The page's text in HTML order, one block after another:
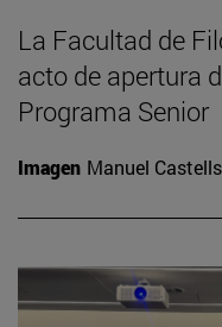
La Facultad de
acto de apertura
Programa Senior
Imagen Manuel Castells